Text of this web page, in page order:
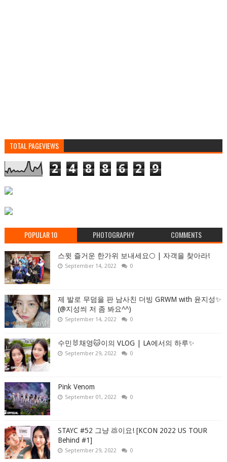
TOTAL PAGEVIEWS
2 4 8 8 6 2 9
POPULAR 10 PHOTOGRAPHY COMMENTS
스윗 즐거운 한가위 보내세요🌕 | 자객을 찾아라!
September 14, 2022 0
제 발로 무덤을 판 남사친 더빙 GRWM with 윤지성✨
(@지성씌 저 좀 봐요^^)
September 14, 2022 0
수민🐰채영🐱이의 VLOG | LA에서의 하루✨
September 29, 2022 0
Pink Venom
September 01, 2022 0
STAYC #52 그냥 💩이요! [KCON 2022 US TOUR
Behind #1]
September 29, 2022 0